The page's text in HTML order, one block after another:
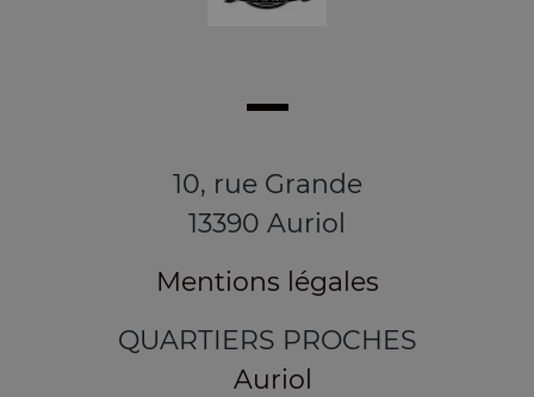
10, rue Grande
13390 Auriol
Mentions légales
QUARTIERS PROCHES
Auriol